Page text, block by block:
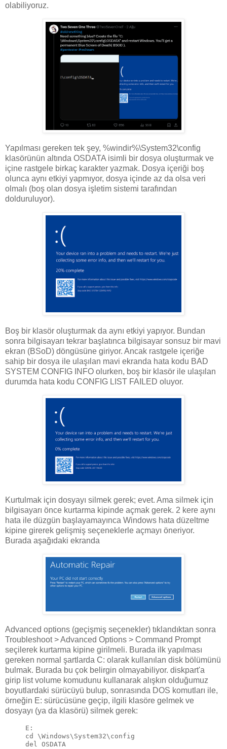
olabiliyoruz.
Yapılması gereken tek şey, %windir%\System32\config
klasörünün altında OSDATA isimli bir dosya oluşturmak ve
içine rastgele birkaç karakter yazmak. Dosya içeriği boş
olunca aynı etkiyi yapmıyor, dosya içinde az da olsa veri
olmalı (boş olan dosya işletim sistemi tarafından
dolduruluyor).
Boş bir klasör oluşturmak da aynı etkiyi yapıyor. Bundan
sonra bilgisayarı tekrar başlatınca bilgisayar sonsuz bir mavi
ekran (BSoD) döngüsüne giriyor. Ancak rastgele içeriğe
sahip bir dosya ile ulaşılan mavi ekranda hata kodu BAD
SYSTEM CONFIG INFO olurken, boş bir klasör ile ulaşılan
durumda hata kodu CONFIG LIST FAILED oluyor.
Kurtulmak için dosyayı silmek gerek; evet. Ama silmek için
bilgisayarı önce kurtarma kipinde açmak gerek. 2 kere aynı
hata ile düzgün başlayamayınca Windows hata düzeltme
kipine girerek gelişmiş seçeneklerle açmayı öneriyor.
Burada aşağıdaki ekranda
Advanced options (geçişmiş seçenekler) tıklandıktan sonra
Troubleshoot > Advanced Options > Command Prompt
seçilerek kurtarma kipine girilmeli. Burada ilk yapılması
gereken normal şartlarda C: olarak kullanılan disk bölümünü
bulmak. Burada bu çok belirgin olmayabiliyor. diskpart'a
girip list volume komudunu kullanarak alışkın olduğumuz
boyutlardaki sürücüyü bulup, sonrasında DOS komutları ile,
örneğin E: sürücüsüne geçip, ilgili klasöre gelmek ve
dosyayı (ya da klasörü) silmek gerek:
E:
cd \Windows\System32\config
del OSDATA